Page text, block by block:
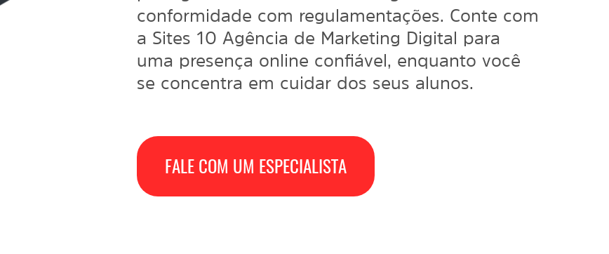
conformidade com regulamentações. Conte com
a Sites 10 Agência de Marketing Digital para
uma presença online confiável, enquanto você
se concentra em cuidar dos seus alunos.
FALE COM UM ESPECIALISTA